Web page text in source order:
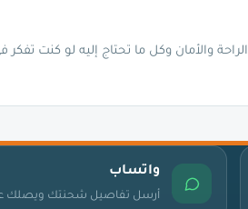
والأمان وكل ما تحتاج إليه لو كنت
واتساب
أرسل تفاصيل شحنتك ويصلك